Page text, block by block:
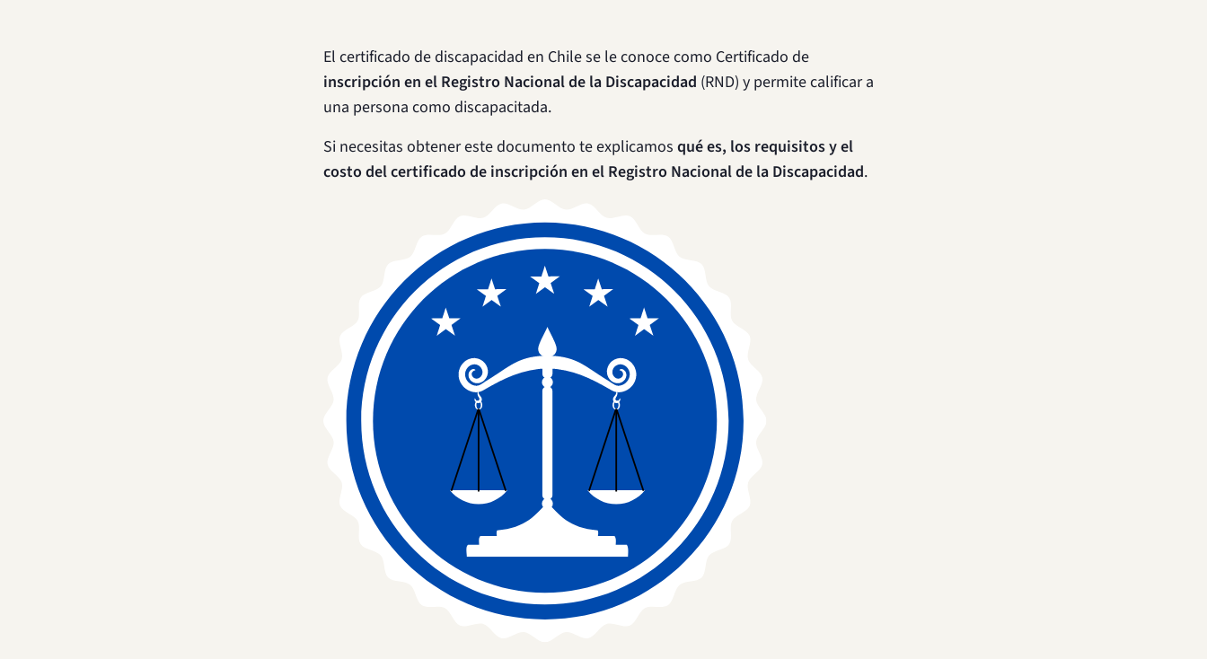
El certificado de discapacidad en Chile se le conoce como Certificado de
inscripción en el Registro Nacional de la Discapacidad (RND) y permite calificar a
una persona como discapacitada.
Si necesitas obtener este documento te explicamos qué es, los requisitos y el
costo del certificado de inscripción en el Registro Nacional de la Discapacidad.